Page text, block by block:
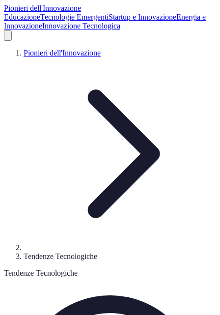
Pionieri dell'Innovazione
EducazioneTecnologie EmergentiStartup e InnovazioneEnergia e
InnovazioneInnovazione Tecnologica
Pionieri dell'Innovazione
Tendenze Tecnologiche
Tendenze Tecnologiche